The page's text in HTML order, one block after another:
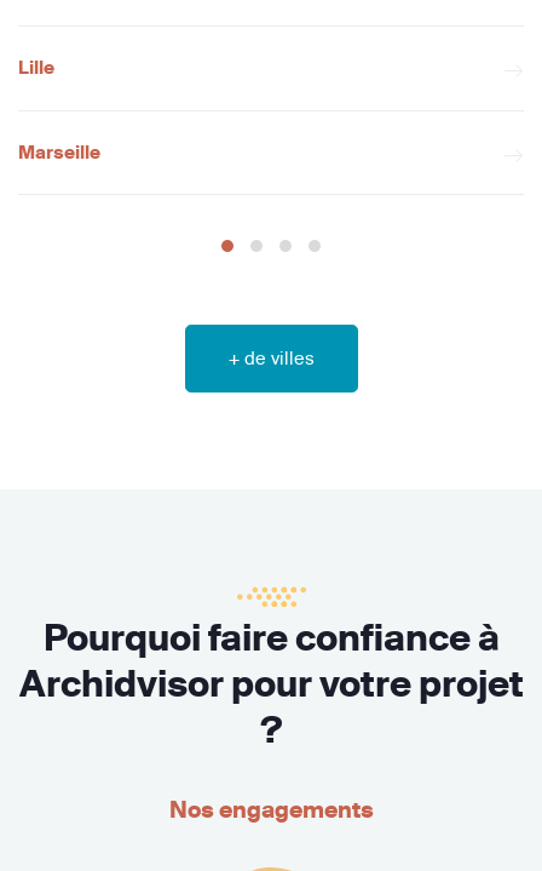
Lille
Marseille
+ de villes
Pourquoi faire confiance à
Archidvisor pour votre projet
?
Nos engagements